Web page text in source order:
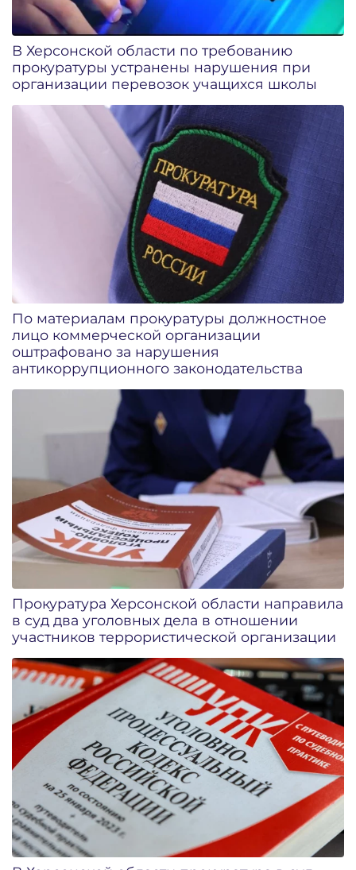
В Херсонской области по требованию
прокуратуры устранены нарушения при
организации перевозок учащихся школы
По материалам прокуратуры должностное
лицо коммерческой организации
оштрафовано за нарушения
антикоррупционного законодательства
Прокуратура Херсонской области направила
в суд два уголовных дела в отношении
участников террористической организации